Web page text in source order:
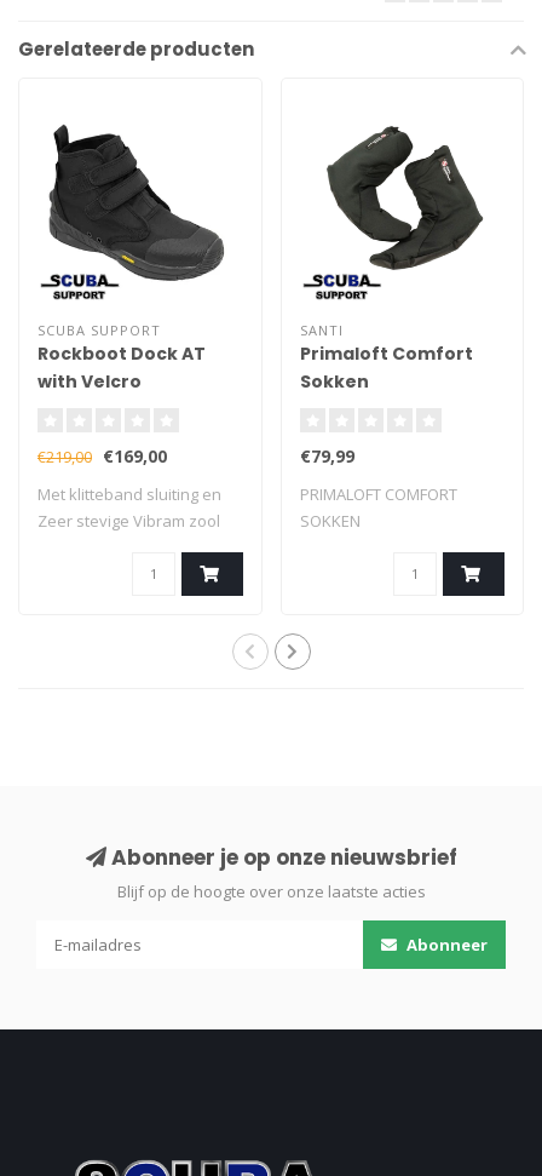
Gerelateerde producten
SCUBA SUPPORT
Rockboot Dock AT
with Velcro
€219,00 €169,00
Met klitteband sluiting en
Zeer stevige Vibram zool
SANTI
Primaloft Comfort
Sokken
€79,99
PRIMALOFT COMFORT
SOKKEN
Abonneer je op onze nieuwsbrief
Blijf op de hoogte over onze laatste acties
Abonneer